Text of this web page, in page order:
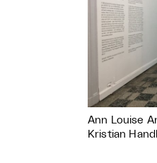
Ann Louise
Kristian